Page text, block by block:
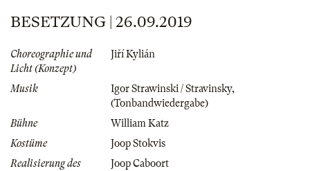
BESETZUNG | 26.09.2019
Choreographie und
Licht (Konzept)
Jiří Kylián
Musik Igor Strawinski / Stravinsky,
(Tonbandwiedergabe)
Bühne
William Katz
Kostüme
Joop Stokvis
Realisierung des
Joop Caboort